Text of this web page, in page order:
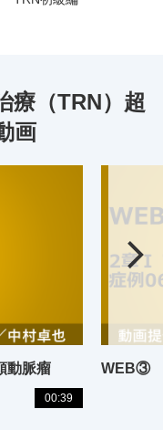
療（TRN）超
画
動脈瘤
00:39
WEB③